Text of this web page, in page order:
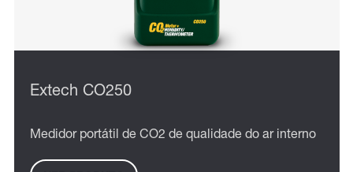
Extech CO250
Medidor portátil de CO2 de qualidade do ar interno